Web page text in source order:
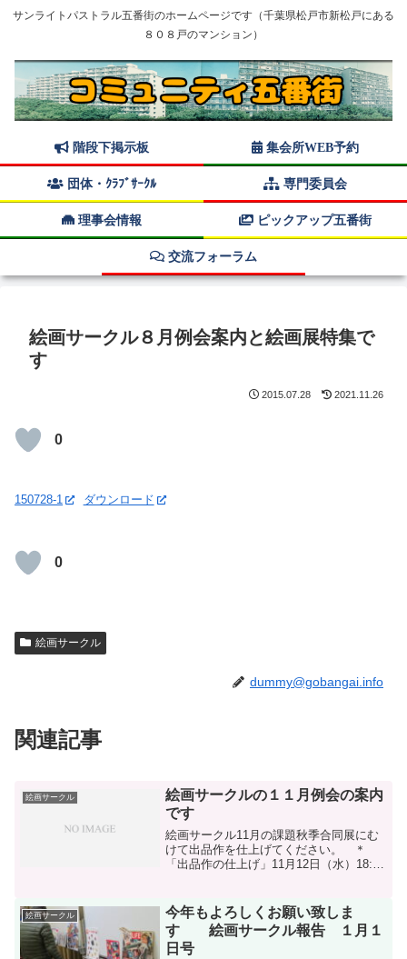
サンライトパストラル五番街のホームページです（千葉県松戸市新松戸にある
８０８戸のマンション）
階段下掲示板 集会所WEB予約
団体・ｸﾗﾌﾞｻｰｸﾙ 専門委員会
理事会情報 ピックアップ五番街
交流フォーラム
絵画サークル８月例会案内と絵画展特集で
す
2015.07.28 2021.11.26
0
150728-1 ダウンロード
0
絵画サークル
dummy@gobangai.info
関連記事
絵画サークル
絵画サークルの１１月例会の案内
です
絵画サークル11月の課題秋季合同展にむ
けて出品作を仕上げてください。 ＊
「出品作の仕上げ」11月12日（水）18:00
品１点） ●出品作の決まっている方
は、...
絵画サークル
今年もよろしくお願い致しま
す 絵画サークル報告 １月１
日号